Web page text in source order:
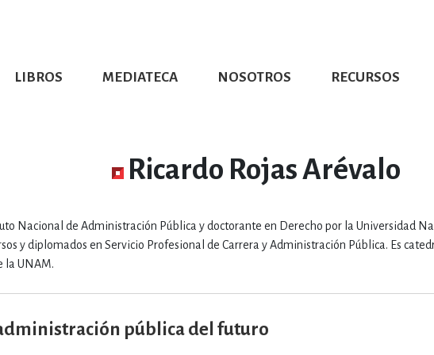
LIBROS MEDIATECA NOSOTROS RECURSOS
INFORMACIÓN Y MATERIAS
Ricardo Rojas Arévalo
Nacional de Administración Pública y doctorante en Derecho por la Universidad
y diplomados en Servicio Profesional de Carrera y Administración Pública. Es
la UNAM.
pública del futuro